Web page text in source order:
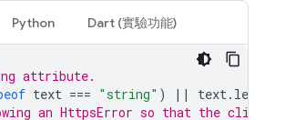
Python Dart (實驗功能)
attribute.
text === "string" ) || text. length
an HttpsError so that the client